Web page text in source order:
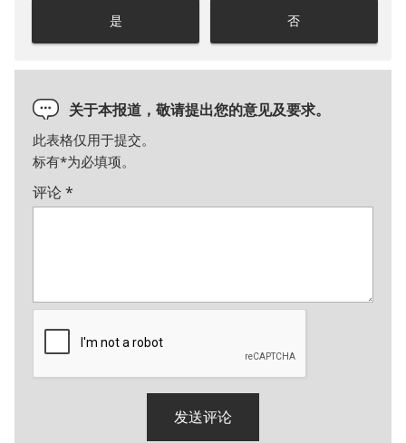
是 否
关于本报道，敬请提出您的意见及要求。
此表格仅用于提交。
标有*为必填项。
评论*